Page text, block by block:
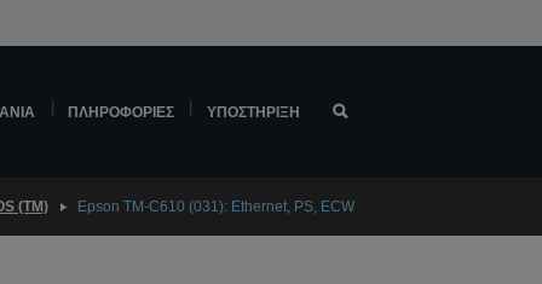
ΠΛΗΡΟΦΟΡΊΕΣ ΥΠΟΣΤΉΡΙΞΗ
(TM) Epson TM-C610 (031): Ethernet, PS, ECW